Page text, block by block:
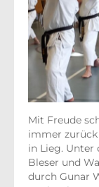
Mit Freude
immer
in Lieg. Unter
Bleser und
durch Gunar